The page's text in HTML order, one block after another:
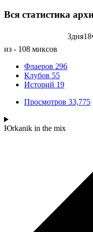
Вся статистика
3дня18
из - 108 миксов
Флаеров 296
Клубов 55
Историй 19
Просмотров 33,775
Юrkanik in the mix